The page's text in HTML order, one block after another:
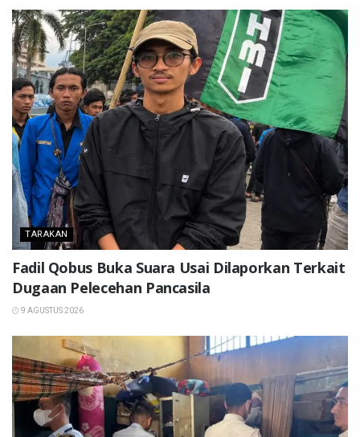
TARAKAN
Fadil Qobus Buka Suara Usai Dilaporkan Terkait
Dugaan Pelecehan Pancasila
9 AGUSTUS 2026